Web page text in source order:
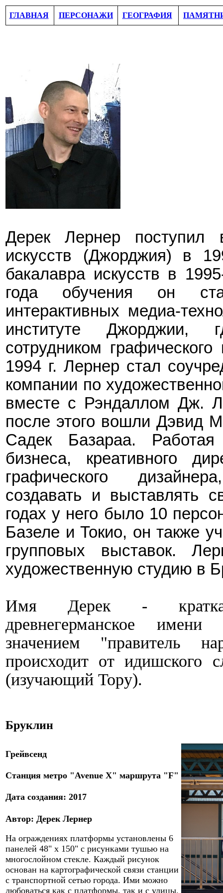
ГЛАВНАЯ ПЕРСОНАЖИ ГЕОГРАФИЯ
Дерек Лернер поступил
искусств (Джорджия) в
бакалавра искусств в
года обучения он
интерактивных медиа-
институте Джорджии,
сотрудником
1994 г. Лернер стал
компании по
вместе с Рэндаллом Дж.
после этого вошли Дэвид
Садек Базараа.
бизнеса, креативного
графического
создавать и выставлять
годах у него было 10
Базеле и Токио, он также
групповых выставок.
художественную студию в
Имя Дерек -
древнегерманское
значением "правитель
происходит от идишского
(изучающий Тору).
Бруклин
Грейвсенд
Станция метро "Avenue X" маршрута "F"
Дата создания: 2017
Автор: Дерек Лернер
На ограждениях платформы установлены 6
панелей 48" x 150" с рисунками тушью на
многослойном стекле. Каждый рисунок
основан на картографической связи станции
с транспортной сетью города. Ими можно
любоваться как с платформы, так и с улицы.